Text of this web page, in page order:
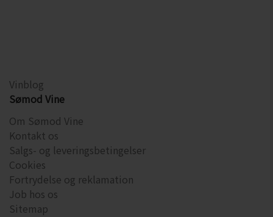
Vinblog
Sømod Vine
Om Sømod Vine
Kontakt os
Salgs- og leveringsbetingelser
Cookies
Fortrydelse og reklamation
Job hos os
Sitemap